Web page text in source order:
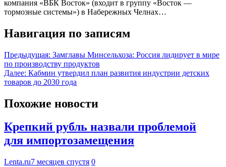
компания «ВБК Восток» (входит в группу «Восток —
тормозные системы») в Набережных Челнах…
Навигация по записям
Предыдущая: Замглавы Минсельхоза: Россия лидирует в мире
по производству продуктов
Далее: Кабмин утвердил план развития индустрии детских
товаров до 2030 года
Похожие новости
Крепкий рубль назвали проблемой
для импортозамещения
Lenta.ru7 месяцев спустя 0